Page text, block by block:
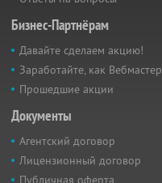
Бизнес-Партнёрам
Давайте сделаем акцию!
Заработайте, как Вебмастер
Прошедшие акции
Документы
Агентский договор
Лицензионный договор
Публичная оферта